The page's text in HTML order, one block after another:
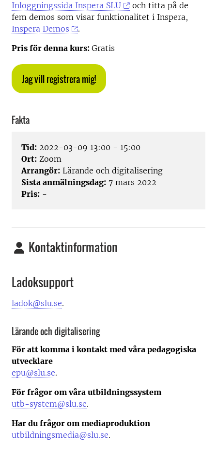
Inloggningssida Inspera SLU
och titta på de
fem demos som visar funktionalitet i Inspera,
Inspera Demos
.
Pris för denna kurs: Gratis
Jag vill registrera mig!
Fakta
Tid: 2022-03-09 13:00 - 15:00
Ort: Zoom
Arrangör: Lärande och digitalisering
Sista anmälningsdag: 7 mars 2022
Pris: -
Kontaktinformation
Ladoksupport
ladok@slu.se.
Lärande och digitalisering
För att komma i kontakt med våra pedagogiska
utvecklare
epu@slu.se.
För frågor om våra utbildningssystem
utb-system@slu.se.
Har du frågor om mediaproduktion
utbildningsmedia@slu.se.